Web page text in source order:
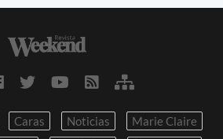
Caras Noticias
Marie Claire